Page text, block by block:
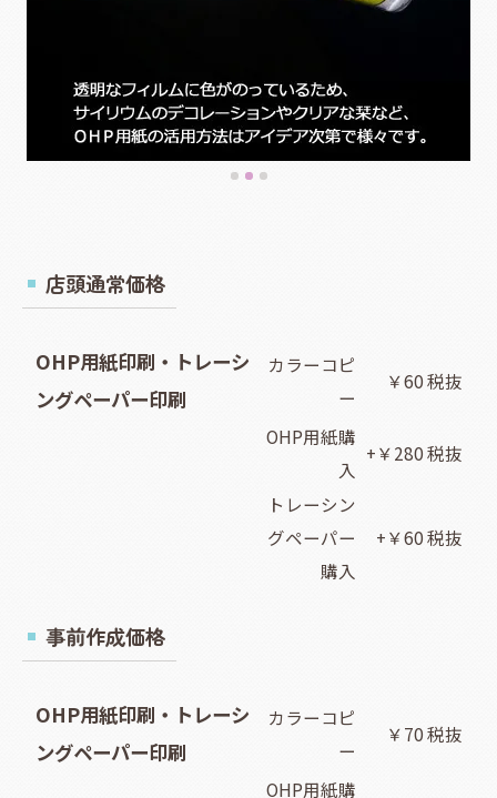
店頭通常価格
OHP用紙印刷・トレーシ
ングペーパー印刷
カラーコピ
ー
￥60 税抜
OHP用紙購
入
+￥280 税抜
トレーシン
グペーパー
購入
+￥60 税抜
事前作成価格
OHP用紙印刷・トレーシ
ングペーパー印刷
カラーコピ
ー
￥70 税抜
OHP用紙購